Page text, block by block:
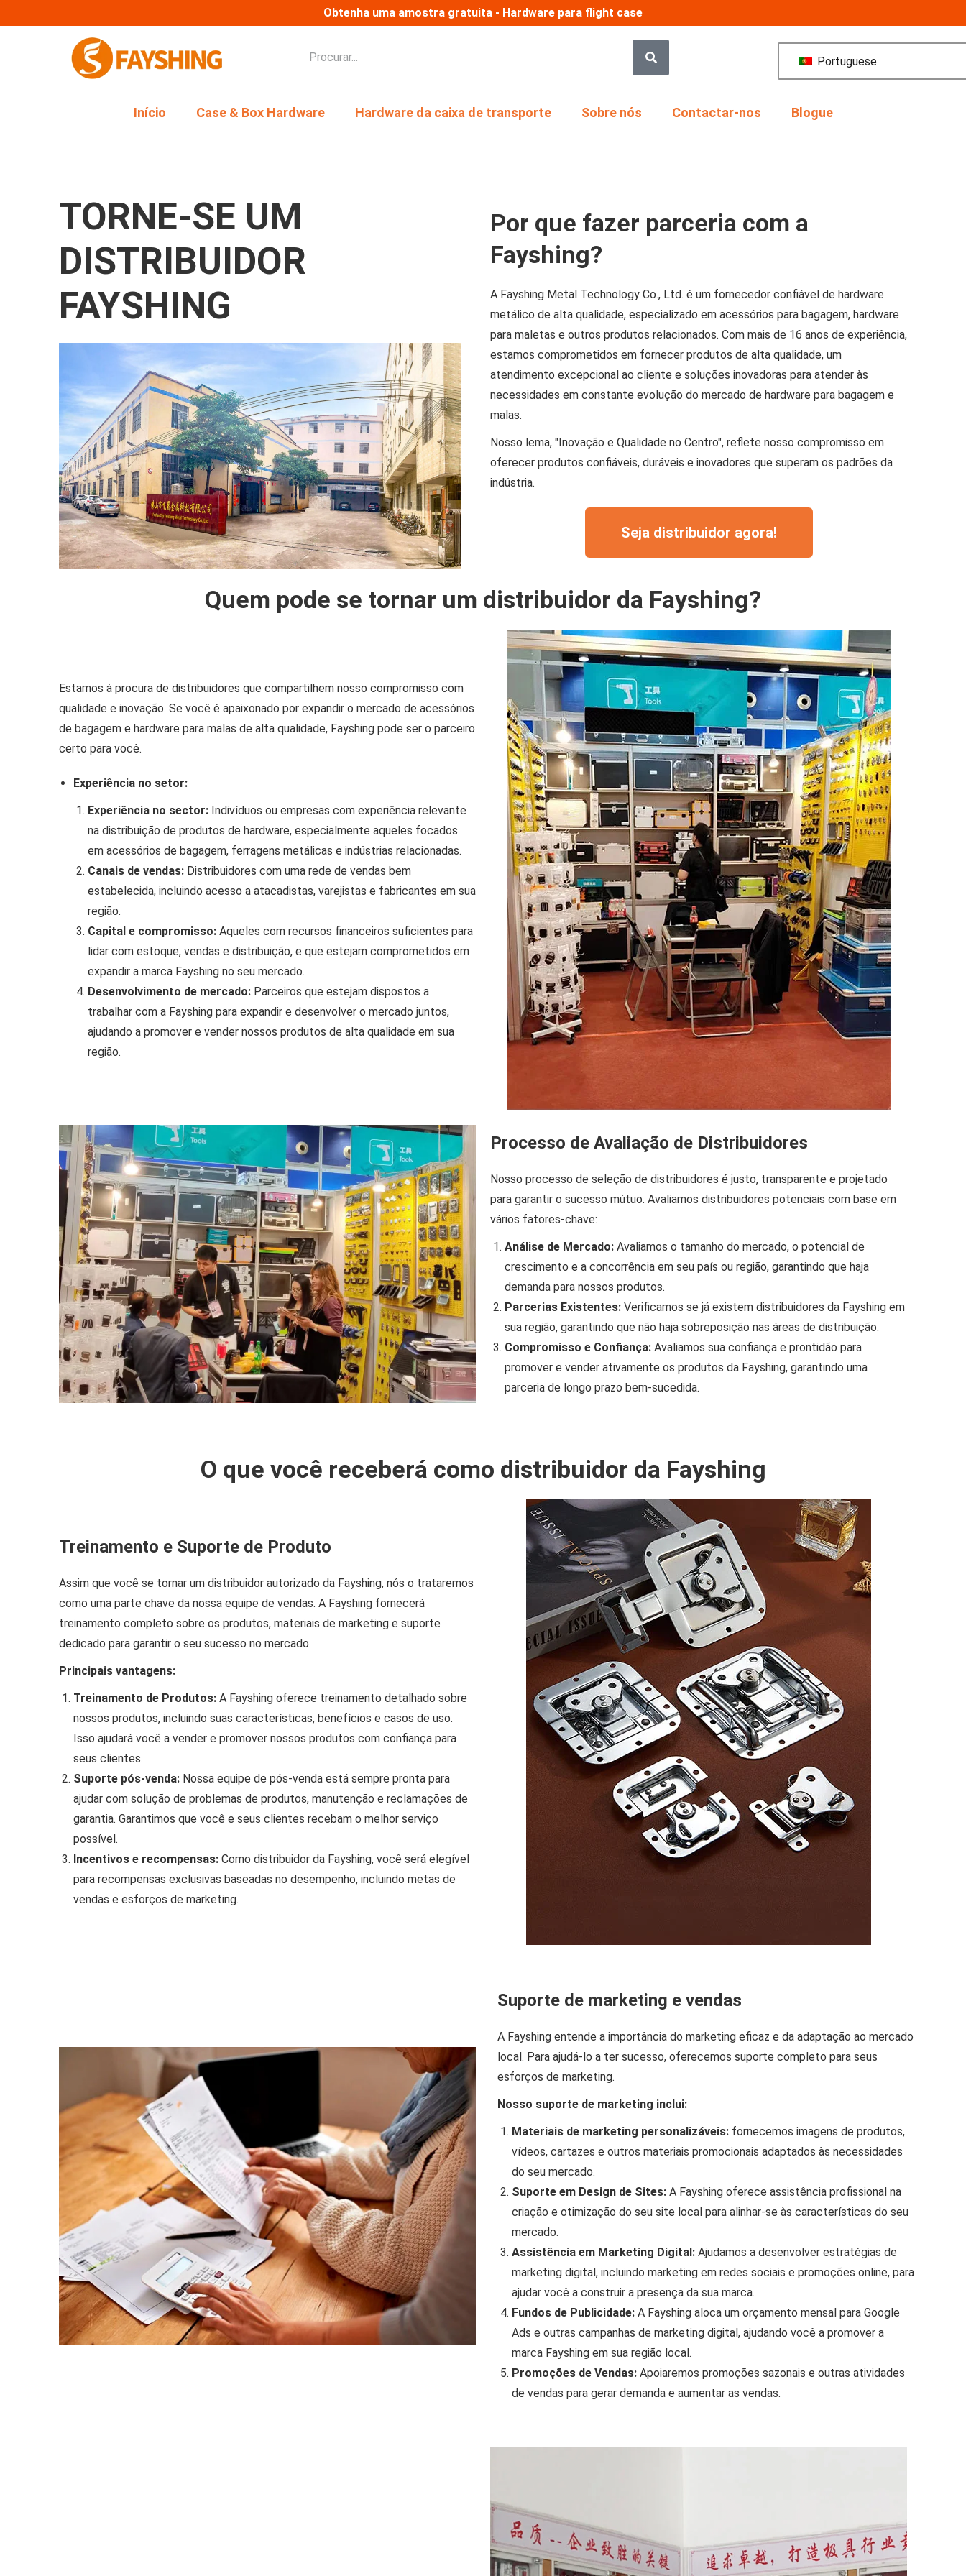
Obtenha uma amostra gratuita - Hardware para flight case
Portuguese
Início Case & Box Hardware Hardware da caixa de transporte Sobre nós Contactar-nos Blogue
TORNE-SE UM
DISTRIBUIDOR
FAYSHING
Por que fazer parceria com a
Fayshing?
A Fayshing Metal Technology Co., Ltd. é um fornecedor confiável de hardware
metálico de alta qualidade, especializado em acessórios para bagagem, hardware
para maletas e outros produtos relacionados. Com mais de 16 anos de experiência,
estamos comprometidos em fornecer produtos de alta qualidade, um
atendimento excepcional ao cliente e soluções inovadoras para atender às
necessidades em constante evolução do mercado de hardware para bagagem e
malas.
Nosso lema, "Inovação e Qualidade no Centro", reflete nosso compromisso em
oferecer produtos confiáveis, duráveis e inovadores que superam os padrões da
indústria.
Seja distribuidor agora!
Quem pode se tornar um distribuidor da Fayshing?
Estamos à procura de distribuidores que compartilhem nosso compromisso com
qualidade e inovação. Se você é apaixonado por expandir o mercado de acessórios
de bagagem e hardware para malas de alta qualidade, Fayshing pode ser o parceiro
certo para você.
Experiência no setor:
Experiência no sector: Indivíduos ou empresas com experiência relevante
na distribuição de produtos de hardware, especialmente aqueles focados
em acessórios de bagagem, ferragens metálicas e indústrias relacionadas.
Canais de vendas: Distribuidores com uma rede de vendas bem
estabelecida, incluindo acesso a atacadistas, varejistas e fabricantes em sua
região.
Capital e compromisso: Aqueles com recursos financeiros suficientes para
lidar com estoque, vendas e distribuição, e que estejam comprometidos em
expandir a marca Fayshing no seu mercado.
Desenvolvimento de mercado: Parceiros que estejam dispostos a
trabalhar com a Fayshing para expandir e desenvolver o mercado juntos,
ajudando a promover e vender nossos produtos de alta qualidade em sua
região.
Processo de Avaliação de Distribuidores
Nosso processo de seleção de distribuidores é justo, transparente e projetado
para garantir o sucesso mútuo. Avaliamos distribuidores potenciais com base em
vários fatores-chave:
Análise de Mercado: Avaliamos o tamanho do mercado, o potencial de
crescimento e a concorrência em seu país ou região, garantindo que haja
demanda para nossos produtos.
Parcerias Existentes: Verificamos se já existem distribuidores da Fayshing em
sua região, garantindo que não haja sobreposição nas áreas de distribuição.
Compromisso e Confiança: Avaliamos sua confiança e prontidão para
promover e vender ativamente os produtos da Fayshing, garantindo uma
parceria de longo prazo bem-sucedida.
O que você receberá como distribuidor da Fayshing
Treinamento e Suporte de Produto
Assim que você se tornar um distribuidor autorizado da Fayshing, nós o trataremos
como uma parte chave da nossa equipe de vendas. A Fayshing fornecerá
treinamento completo sobre os produtos, materiais de marketing e suporte
dedicado para garantir o seu sucesso no mercado.
Principais vantagens:
Treinamento de Produtos: A Fayshing oferece treinamento detalhado sobre
nossos produtos, incluindo suas características, benefícios e casos de uso.
Isso ajudará você a vender e promover nossos produtos com confiança para
seus clientes.
Suporte pós-venda: Nossa equipe de pós-venda está sempre pronta para
ajudar com solução de problemas de produtos, manutenção e reclamações de
garantia. Garantimos que você e seus clientes recebam o melhor serviço
possível.
Incentivos e recompensas: Como distribuidor da Fayshing, você será elegível
para recompensas exclusivas baseadas no desempenho, incluindo metas de
vendas e esforços de marketing.
Suporte de marketing e vendas
A Fayshing entende a importância do marketing eficaz e da adaptação ao mercado
local. Para ajudá-lo a ter sucesso, oferecemos suporte completo para seus
esforços de marketing.
Nosso suporte de marketing inclui:
Materiais de marketing personalizáveis: fornecemos imagens de produtos,
vídeos, cartazes e outros materiais promocionais adaptados às necessidades
do seu mercado.
Suporte em Design de Sites: A Fayshing oferece assistência profissional na
criação e otimização do seu site local para alinhar-se às características do seu
mercado.
Assistência em Marketing Digital: Ajudamos a desenvolver estratégias de
marketing digital, incluindo marketing em redes sociais e promoções online, para
ajudar você a construir a presença da sua marca.
Fundos de Publicidade: A Fayshing aloca um orçamento mensal para Google
Ads e outras campanhas de marketing digital, ajudando você a promover a
marca Fayshing em sua região local.
Promoções de Vendas: Apoiaremos promoções sazonais e outras atividades
de vendas para gerar demanda e aumentar as vendas.